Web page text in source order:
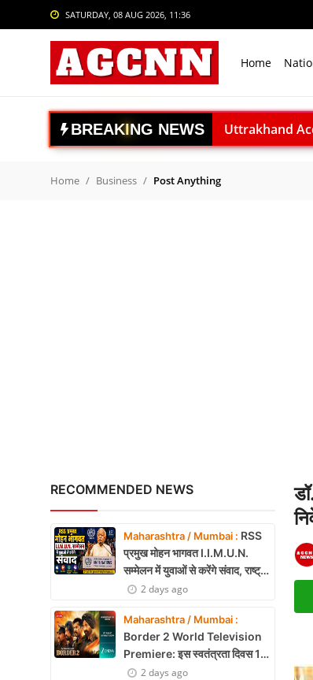
SATURDAY, 08 AUG 2026, 11:36
Home
Login Register
National
International
Business
Relationship
Education
Defence & Security
Environment
BREAKING NEWS
Uttrakhand
Delhi Private
Home Business Post Anything
RECOMMENDED NEWS
Maharashtra / Mumbai : RSS
प्रमुख मोहन भागवत I.I.M.U.N.
सम्मेलन में युवाओं से करेंगे संवाद, राष्ट्र
निर्माण और नेतृत्व पर रखेंगे विचार
2 days ago
Maharashtra / Mumbai :
Border 2 World Television
Premiere: इस स्वतंत्रता दिवस 15
अगस्त को शाम 7:30 बजे सिर्फ Zee
2 days ago